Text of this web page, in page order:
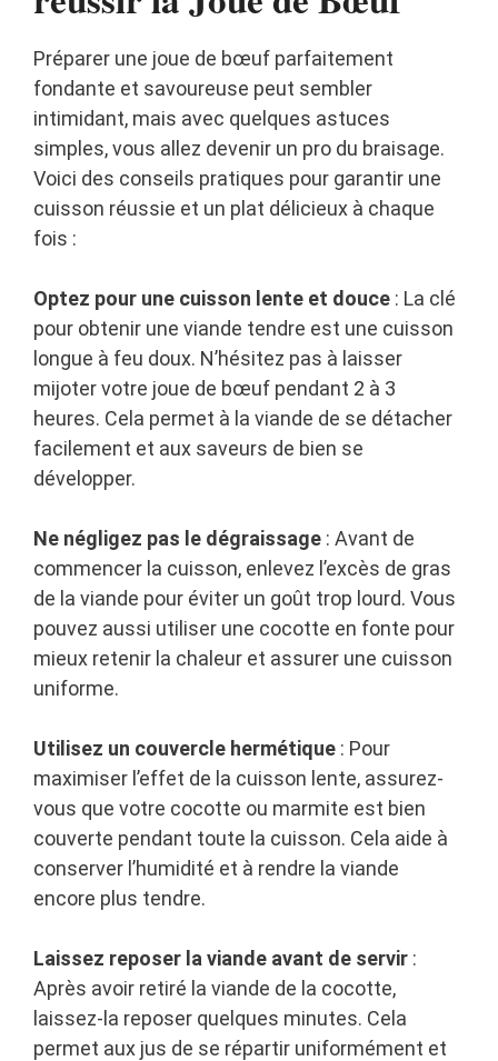
Préparer une joue de bœuf parfaitement
fondante et savoureuse peut sembler
intimidant, mais avec quelques astuces
simples, vous allez devenir un pro du braisage.
Voici des conseils pratiques pour garantir une
cuisson réussie et un plat délicieux à chaque
fois :
Optez pour une cuisson lente et douce : La clé
pour obtenir une viande tendre est une cuisson
longue à feu doux. N’hésitez pas à laisser
mijoter votre joue de bœuf pendant 2 à 3
heures. Cela permet à la viande de se détacher
facilement et aux saveurs de bien se
développer.
Ne négligez pas le dégraissage : Avant de
commencer la cuisson, enlevez l’excès de gras
de la viande pour éviter un goût trop lourd. Vous
pouvez aussi utiliser une cocotte en fonte pour
mieux retenir la chaleur et assurer une cuisson
uniforme.
Utilisez un couvercle hermétique : Pour
maximiser l’effet de la cuisson lente, assurez-
vous que votre cocotte ou marmite est bien
couverte pendant toute la cuisson. Cela aide à
conserver l’humidité et à rendre la viande
encore plus tendre.
Laissez reposer la viande avant de servir :
Après avoir retiré la viande de la cocotte,
laissez-la reposer quelques minutes. Cela
permet aux jus de se répartir uniformément et